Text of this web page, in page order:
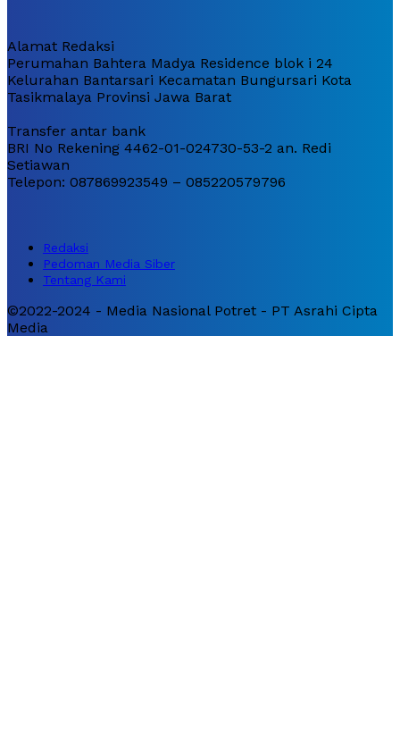
Alamat Redaksi
Perumahan Bahtera Madya Residence blok i 24
Kelurahan Bantarsari Kecamatan Bungursari Kota
Tasikmalaya Provinsi Jawa Barat
Transfer antar bank
BRI No Rekening 4462-01-024730-53-2 an. Redi
Setiawan
Telepon: 087869923549 – 085220579796
Redaksi
Pedoman Media Siber
Tentang Kami
©2022-2024 - Media Nasional Potret - PT Asrahi Cipta
Media